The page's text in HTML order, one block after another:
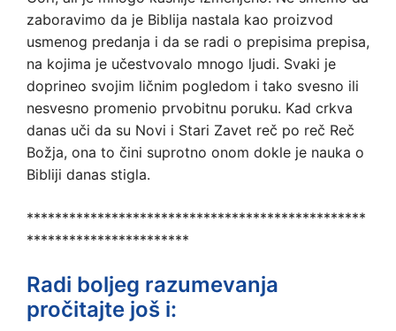
zaboravimo da je Biblija nastala kao proizvod
usmenog predanja i da se radi o prepisima prepisa,
na kojima je učestvovalo mnogo ljudi. Svaki je
doprineo svojim ličnim pogledom i tako svesno ili
nesvesno promenio prvobitnu poruku. Kad crkva
danas uči da su Novi i Stari Zavet reč po reč Reč
Božja, ona to čini suprotno onom dokle je nauka o
Bibliji danas stigla.
************************************************
***********************
Radi boljeg razumevanja
pročitajte još i: